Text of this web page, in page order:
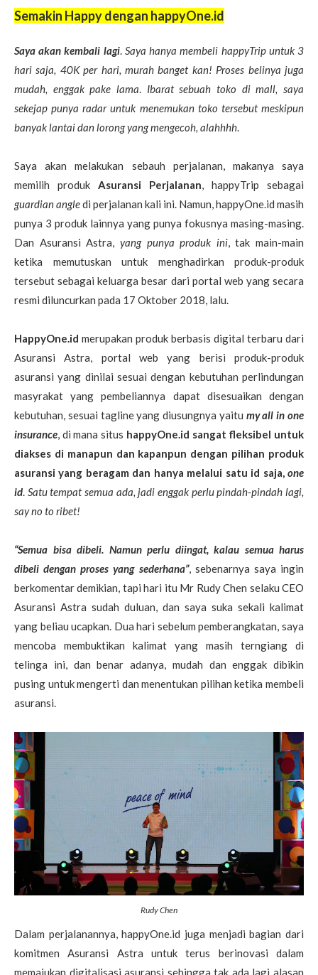
Semakin Happy dengan happyOne.id
Saya akan kembali lagi. Saya hanya membeli happyTrip untuk 3
hari saja, 40K per hari, murah banget kan! Proses belinya juga
mudah, enggak pake lama. Ibarat sebuah toko di mall, saya
sekejap punya radar untuk menemukan toko tersebut meskipun
banyak lantai dan lorong yang mengecoh, alahhhh.
Saya akan melakukan sebauh perjalanan, makanya saya
memilih produk Asuransi Perjalanan, happyTrip sebagai
guardian angledi perjalanan kali ini. Namun, happyOne.id masih
punya 3 produk lainnya yang punya fokusnya masing-masing.
Dan Asuransi Astra, yang punya produk ini, tak main-main
ketika memutuskan untuk menghadirkan produk-produk
tersebut sebagai keluarga besar dari portal web yang secara
resmi diluncurkan pada 17 Oktober 2018, lalu.
HappyOne.id merupakan produk berbasis digital terbaru dari
Asuransi Astra, portal web yang berisi produk-produk
asuransi yang dinilai sesuai dengan kebutuhan perlindungan
masyrakat yang pembeliannya dapat disesuaikan dengan
kebutuhan, sesuai tagline yang diusungnya yaitu my all in one
insurance, di mana situs happyOne.id sangat fleksibel untuk
diakses di manapun dan kapanpun dengan pilihan produk
asuransi yang beragam dan hanya melalui satu id saja, one
id. Satu tempat semua ada, jadi enggak perlu pindah-pindah lagi,
say no to ribet!
“Semua bisa dibeli. Namun perlu diingat, kalau semua harus
dibeli dengan proses yang sederhana”, sebenarnya saya ingin
berkomentar demikian, tapi hari itu Mr Rudy Chen selaku CEO
Asuransi Astra sudah duluan, dan saya suka sekali kalimat
yang beliau ucapkan. Dua hari sebelum pemberangkatan, saya
mencoba membuktikan kalimat yang masih terngiang di
telinga ini, dan benar adanya, mudah dan enggak dibikin
pusing untuk mengerti dan menentukan pilihan ketika membeli
asuransi.
Rudy Chen
Dalam perjalanannya, happyOne.id juga menjadi bagian dari
komitmen Asuransi Astra untuk terus berinovasi dalam